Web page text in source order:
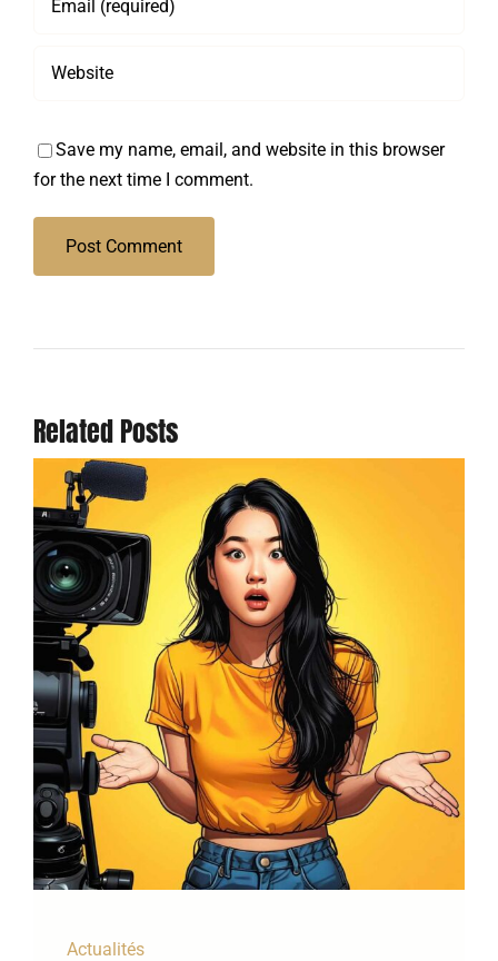
Save my name, email, and website in this browser
for the next time I comment.
Related Posts
Actualités